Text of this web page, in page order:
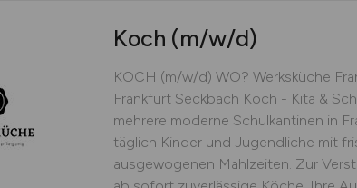
Koch (m/w/d)
KOCH (m/w/d) WO? Werksküche
Frankfurt Seckbach Koch - Kita &
mehrere moderne Schulkantinen in
täglich Kinder und Jugendliche mit
ausgewogenen Mahlzeiten. Zur